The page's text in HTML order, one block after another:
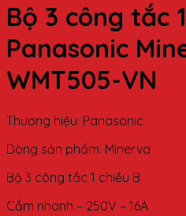
Bộ 3 công tắc
Panasonic
WMT505-VN
Thương hiệu: Panasonic
Dòng sản phẩm: Minerva
Bộ 3 công tắc 1 chiều B
Cắm nhanh – 250V – 16A